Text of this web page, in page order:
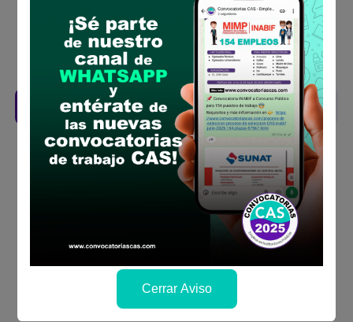
bases
Revisar el cronograma para conocer cuando
se publicará los resultados
Descarga aquí las Bases
Cerrar Aviso